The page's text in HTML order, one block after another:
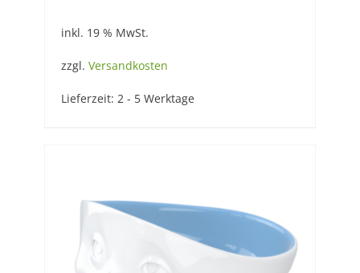
inkl. 19 % MwSt.
zzgl. Versandkosten
Lieferzeit: 2 - 5 Werktage